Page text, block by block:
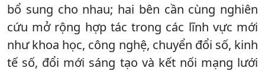
bổ sung cho nhau; hai bên cần cùng nghiên
cứu mở rộng hợp tác trong các lĩnh vực mới
như khoa học, công nghệ, chuyển đổi số, kinh
tế số, đổi mới sáng tạo và kết nối mạng lưới